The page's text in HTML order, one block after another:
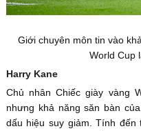
Giới chuyên môn tin vào
World Cup
Harry Kane
Chủ nhân Chiếc giày vàng
nhưng khả năng săn bàn
dấu hiệu suy giảm. Tính đến